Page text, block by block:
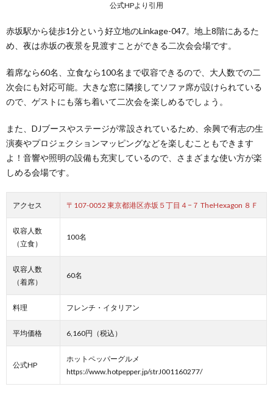
公式HPより引用
赤坂駅から徒歩1分という好立地のLinkage-047。地上8階にあるた
め、夜は赤坂の夜景を見渡すことができる二次会会場です。
着席なら60名、立食なら100名まで収容できるので、大人数での二
次会にも対応可能。大きな窓に隣接してソファ席が設けられている
ので、ゲストにも落ち着いて二次会を楽しめるでしょう。
また、DJブースやステージが常設されているため、余興で有志の生
演奏やプロジェクションマッピングなどを楽しむこともできます
よ！音響や照明の設備も充実しているので、さまざまな使い方が楽
しめる会場です。
アクセス 〒107-0052 東京都港区赤坂５丁目４−７ TheHexagon ８Ｆ
収容人数
（立食）
100名
収容人数
（着席）
60名
料理 フレンチ・イタリアン
平均価格 6,160円（税込）
公式HP
ホットペッパーグルメ
https://www.hotpepper.jp/strJ001160277/